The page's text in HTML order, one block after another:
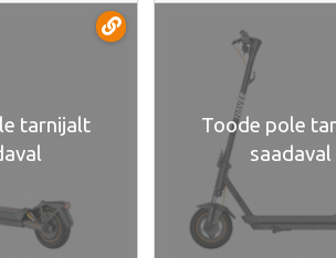
tarnijalt
Toode pole
saadaval